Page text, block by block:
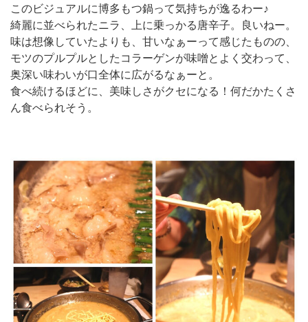
このビジュアルに博多もつ鍋って気持ちが逸るわー♪
綺麗に並べられたニラ、上に乗っかる唐辛子。良いねー。
味は想像していたよりも、甘いなぁーって感じたものの、
モツのプルプルとしたコラーゲンが味噌とよく交わって、
奥深い味わいが口全体に広がるなぁーと。
食べ続けるほどに、美味しさがクセになる！何だかたくさ
ん食べられそう。